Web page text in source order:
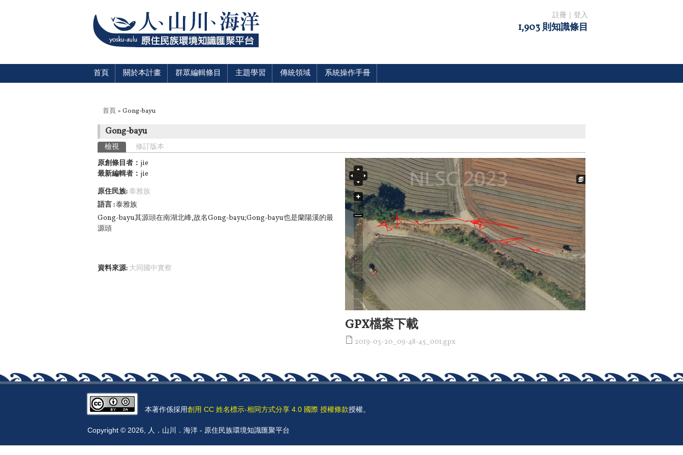
註冊 登入
1,903 則知識條目
首頁 關於本計畫 群眾編輯條目 主題學習 傳統領域 系統操作手冊
您在這裡
首頁 » Gong-bayu
Gong-bayu
主要索引標籤
檢視 (作用中頁籤)
修訂版本
原創條目者： jie
最新編輯者： jie
原住民族: 泰雅族
語言 泰雅族
Gong-bayu其源頭在南湖北峰,故名Gong-bayu;Gong-bayu也是蘭陽溪的最
源頭
資料來源: 大同國中實察
GPX檔案下載
2019-03-20_09-48-45_001.gpx
本著作係採用創用 CC 姓名標示-相同方式分享 4.0 國際 授權條款授權。
Copyright © 2026, 人．山川．海洋 - 原住民族環境知識匯聚平台